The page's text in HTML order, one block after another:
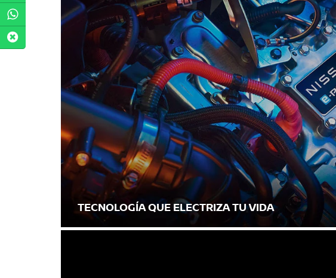
TECNOLOGÍA QUE ELECTRIZA TU VIDA